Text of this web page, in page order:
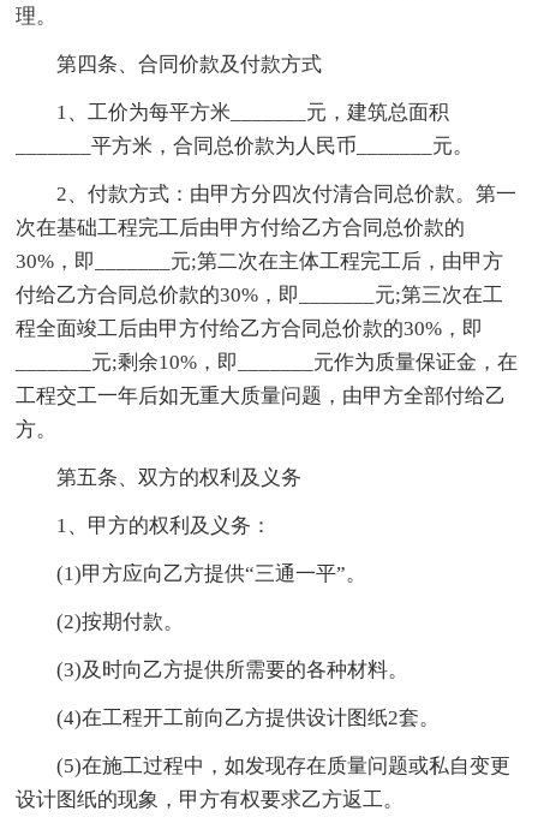
理。
第四条、合同价款及付款方式
1、工价为每平方米_______元，建筑总面积
_______平方米，合同总价款为人民币_______元。
2、付款方式：由甲方分四次付清合同总价款。第一
次在基础工程完工后由甲方付给乙方合同总价款的
30%，即_______元;第二次在主体工程完工后，由甲方
付给乙方合同总价款的30%，即_______元;第三次在工
程全面竣工后由甲方付给乙方合同总价款的30%，即
_______元;剩余10%，即_______元作为质量保证金，在
工程交工一年后如无重大质量问题，由甲方全部付给乙
方。
第五条、双方的权利及义务
1、甲方的权利及义务：
(1)甲方应向乙方提供“三通一平”。
(2)按期付款。
(3)及时向乙方提供所需要的各种材料。
(4)在工程开工前向乙方提供设计图纸2套。
(5)在施工过程中，如发现存在质量问题或私自变更
设计图纸的现象，甲方有权要求乙方返工。